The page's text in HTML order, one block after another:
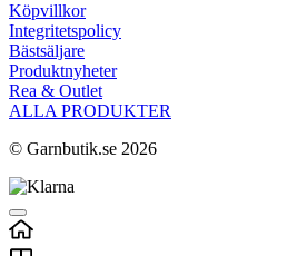
Köpvillkor
Integritetspolicy
Bästsäljare
Produktnyheter
Rea & Outlet
ALLA PRODUKTER
© Garnbutik.se 2026